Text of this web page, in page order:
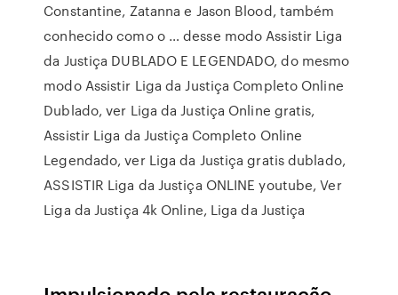
Constantine, Zatanna e Jason Blood, também
conhecido como o … desse modo Assistir Liga
da Justiça DUBLADO E LEGENDADO, do mesmo
modo Assistir Liga da Justiça Completo Online
Dublado, ver Liga da Justiça Online gratis,
Assistir Liga da Justiça Completo Online
Legendado, ver Liga da Justiça gratis dublado,
ASSISTIR Liga da Justiça ONLINE youtube, Ver
Liga da Justiça 4k Online, Liga da Justiça